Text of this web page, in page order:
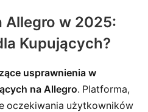
Allegro w 2025:
Kupujących?
usprawnienia w
na Allegro. Platforma,
oczekiwania użytkowników